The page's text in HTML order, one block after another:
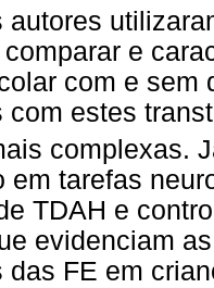
autores
e
com e sem
com estes
complexas.
em tarefas
TDAH e
evidenciam
das FE em